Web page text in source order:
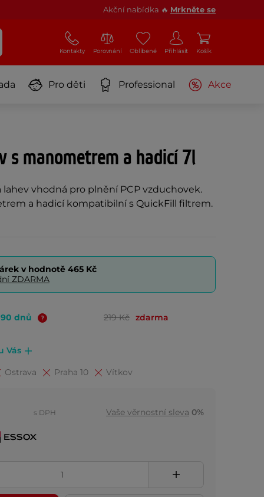
Akční nabídka 🔥 Mrkněte se
Kontakty Porovnání Oblíbené Přihlásit Košík
Pro děti Professional Akce
s manometrem a hadicí 7l
lahev vhodná pro plnění PCP vzduchovek.
a hadicí kompatibilní s QuickFill filtrem.
v hodnotě 465 Kč
ZDARMA
dnů 219 Kč zdarma
Vás
Ostrava Praha 10 Vítkov
s DPH Vaše věrnostní sleva 0%